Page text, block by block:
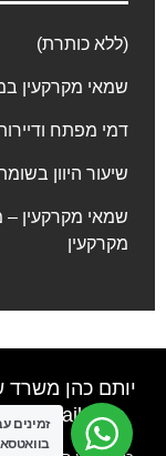
(ללא כותרת)
שמאי מקרקעין
דמי מפתח
שיעור היוון
שמאי מקרקעין –
מקרקעין
יותם כהן משרד שמאות |
זמינים